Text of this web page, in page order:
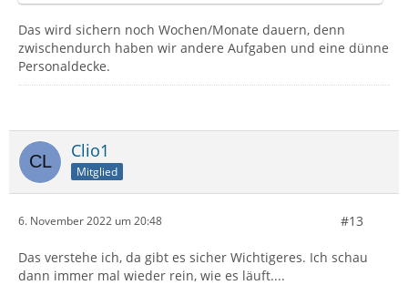
Das wird sichern noch Wochen/Monate dauern, denn
zwischendurch haben wir andere Aufgaben und eine dünne
Personaldecke.
Clio1
Mitglied
6. November 2022 um 20:48 #13
Das verstehe ich, da gibt es sicher Wichtigeres. Ich schau
dann immer mal wieder rein, wie es läuft....